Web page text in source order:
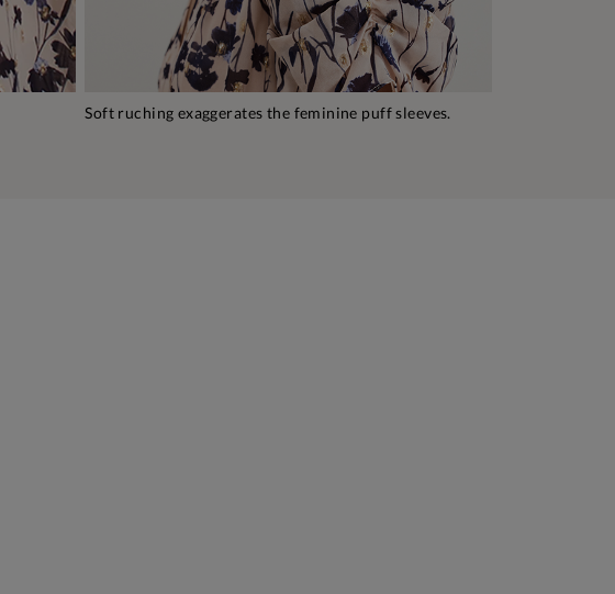
Soft ruching exaggerates the feminine puff sleeves.​